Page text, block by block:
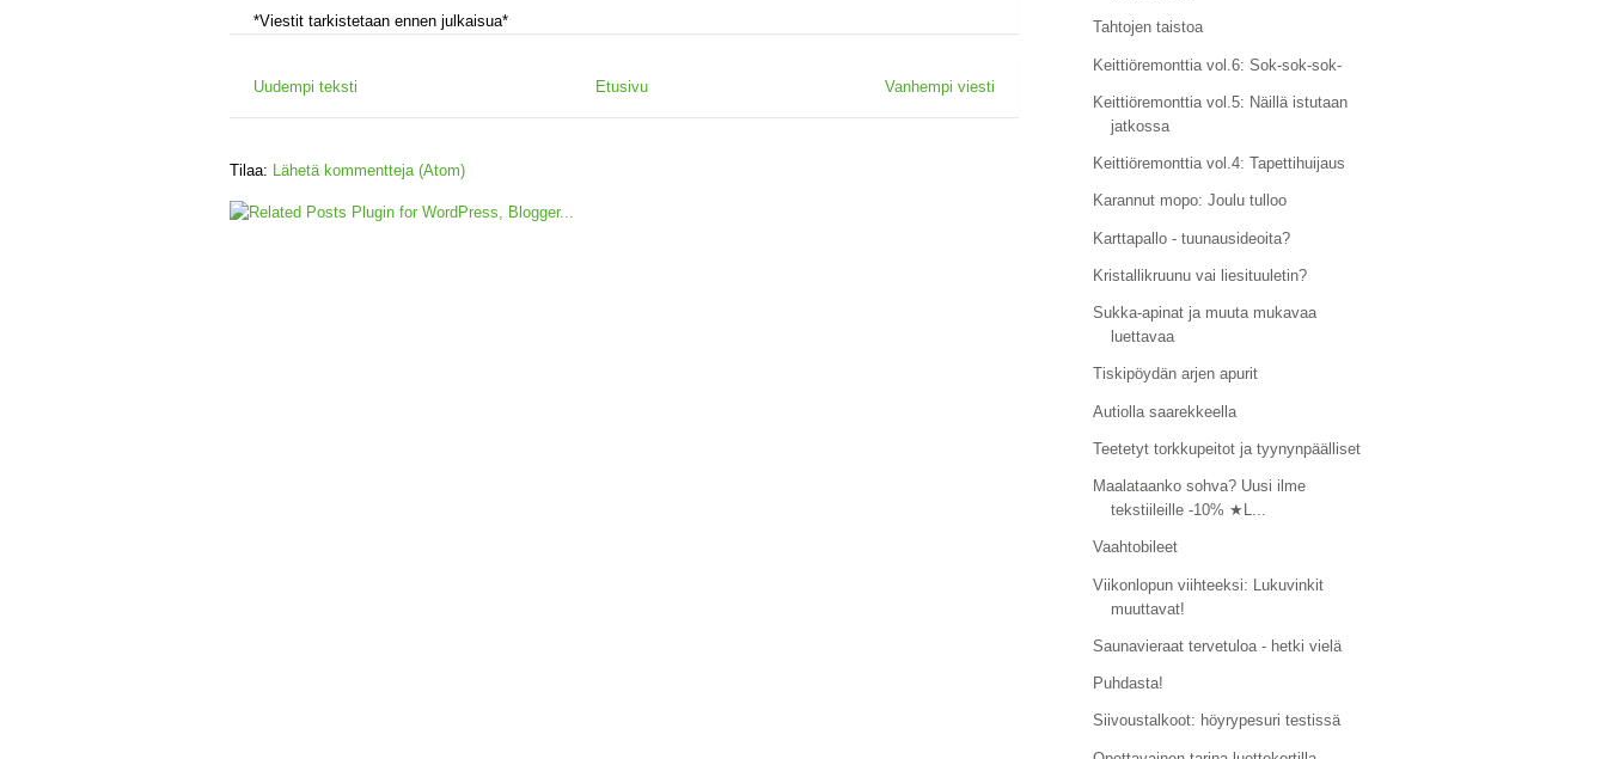
*Viestit tarkistetaan ennen julkaisua*
Uudempi teksti Vanhempi viesti
Etusivu
Tilaa: Lähetä kommentteja (Atom)
Tahtojen taistoa
Keittiöremonttia vol.6: Sok-sok-sok-
Keittiöremonttia vol.5: Näillä istutaan
jatkossa
Keittiöremonttia vol.4: Tapettihuijaus
Karannut mopo: Joulu tulloo
Karttapallo - tuunausideoita?
Kristallikruunu vai liesituuletin?
Sukka-apinat ja muuta mukavaa
luettavaa
Tiskipöydän arjen apurit
Autiolla saarekkeella
Teetetyt torkkupeitot ja tyynynpäälliset
Maalataanko sohva? Uusi ilme
tekstiileille -10% ★L...
Vaahtobileet
Viikonlopun viihteeksi: Lukuvinkit
muuttavat!
Saunavieraat tervetuloa - hetki vielä
Puhdasta!
Siivoustalkoot: höyrypesuri testissä